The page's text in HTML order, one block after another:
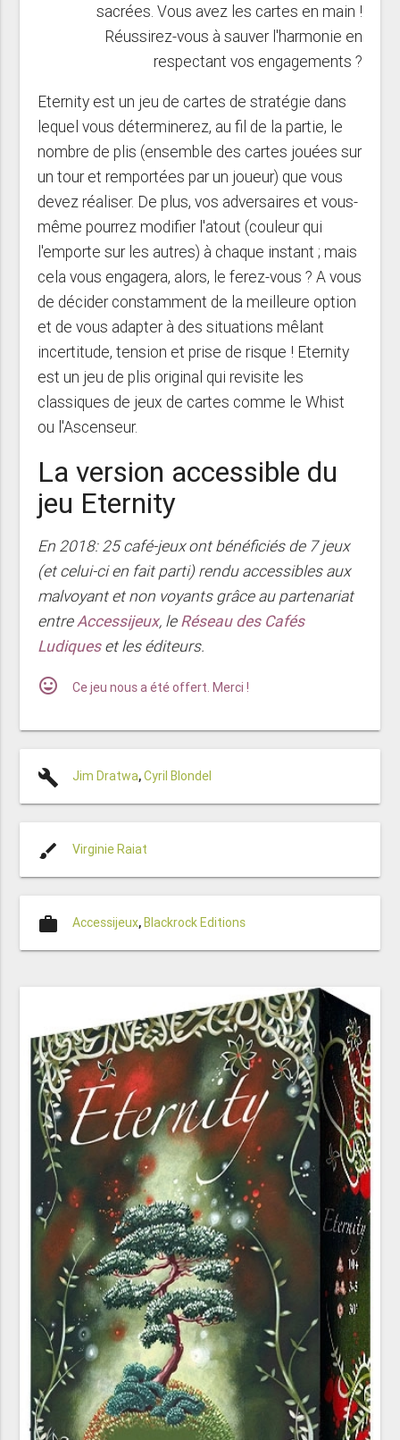
sacrées. Vous avez les cartes en main !
Réussirez-vous à sauver l'harmonie en
respectant vos engagements ?
Eternity est un jeu de cartes de stratégie dans
lequel vous déterminerez, au fil de la partie, le
nombre de plis (ensemble des cartes jouées sur
un tour et remportées par un joueur) que vous
devez réaliser. De plus, vos adversaires et vous-
même pourrez modifier l'atout (couleur qui
l'emporte sur les autres) à chaque instant ; mais
cela vous engagera, alors, le ferez-vous ? A vous
de décider constamment de la meilleure option
et de vous adapter à des situations mêlant
incertitude, tension et prise de risque ! Eternity
est un jeu de plis original qui revisite les
classiques de jeux de cartes comme le Whist
ou l'Ascenseur.
La version accessible du
jeu Eternity
En 2018: 25 café-jeux ont bénéficiés de 7 jeux
(et celui-ci en fait parti) rendu accessibles aux
malvoyant et non voyants grâce au partenariat
entreAccessijeux, leRéseau des Cafés
Ludiqueset les éditeurs.
mood Ce jeu nous a été offert. Merci !
build Jim Dratwa,Cyril Blondel
brush Virginie Raiat
work Accessijeux,Blackrock Editions